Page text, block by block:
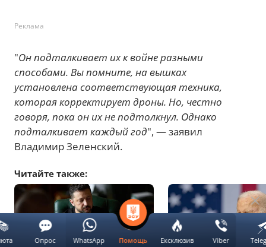
Реклама
"Он подталкивает их к войне разными
способами. Вы помните, на вышках
установлена соответствующая техника,
которая корректирует дроны. Но, честно
говоря, пока он их не подтолкнул. Однако
подталкивает каждый год", — заявил
Владимир Зеленский.
Читайте также:
Помощь Ексклюзив Viber
Опрос WhatsApp